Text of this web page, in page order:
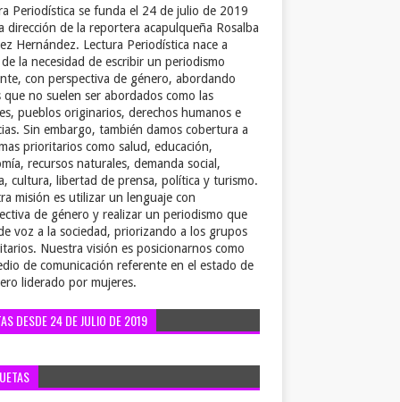
Periodística se funda el 24 de julio de 2019
dirección de la reportera acapulqueña Rosalba
Hernández. Lectura Periodística nace a
la necesidad de escribir un periodismo
con perspectiva de género, abordando
que no suelen ser abordados como las
pueblos originarios, derechos humanos e
Sin embargo, también damos cobertura a
prioritarios como salud, educación,
recursos naturales, demanda social,
cultura, libertad de prensa, política y turismo.
misión es utilizar un lenguaje con
de género y realizar un periodismo que
voz a la sociedad, priorizando a los grupos
Nuestra visión es posicionarnos como
de comunicación referente en el estado de
liderado por mujeres.
DESDE 24 DE JULIO DE 2019